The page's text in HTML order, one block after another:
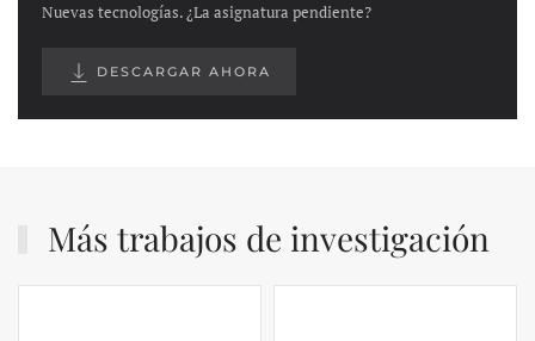
Nuevas tecnologías. ¿La asignatura pendiente?
DESCARGAR AHORA
Más trabajos de investigación